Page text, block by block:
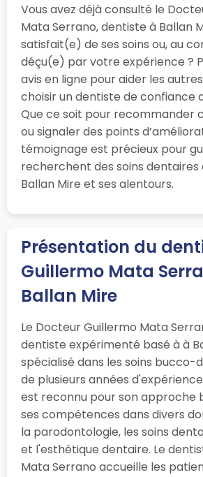
Vous avez déjà consulté le
Mata Serrano, dentiste à Ballan
satisfait(e) de ses soins ou, au
déçu(e) par votre expérience ?
avis en ligne pour aider les
choisir un dentiste de confiance
Que ce soit pour recommander
ou signaler des points
témoignage est précieux pour
recherchent des soins dentaires
Ballan Mire et ses alentours.
Présentation du
Guillermo Mata
Ballan Mire
Le Docteur Guillermo Mata
dentiste expérimenté basé à à
spécialisé dans les soins bucco-
de plusieurs années
est reconnu pour son approche
ses compétences dans divers
la parodontologie, les soins
et l'esthétique dentaire. Le
Mata Serrano accueille les